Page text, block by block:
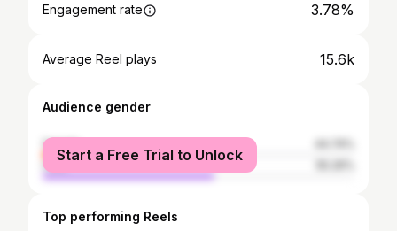
Engagement rate 3.78%
Average Reel plays 15.6k
Audience gender
female
male
Start a Free Trial to Unlock
Top performing Reels